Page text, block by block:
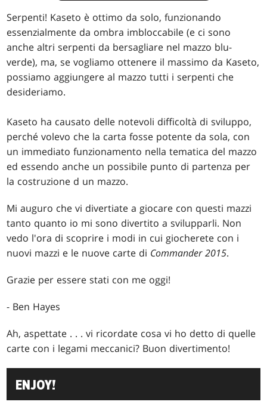
Serpenti! Kaseto è ottimo da solo, funzionando
essenzialmente da ombra imbloccabile (e ci sono
anche altri serpenti da bersagliare nel mazzo blu-
verde), ma, se vogliamo ottenere il massimo da Kaseto,
possiamo aggiungere al mazzo tutti i serpenti che
desideriamo.
Kaseto ha causato delle notevoli difficoltà di sviluppo,
perché volevo che la carta fosse potente da sola, con
un immediato funzionamento nella tematica del mazzo
ed essendo anche un possibile punto di partenza per
la costruzione d un mazzo.
Mi auguro che vi divertiate a giocare con questi mazzi
tanto quanto io mi sono divertito a svilupparli. Non
vedo l'ora di scoprire i modi in cui giocherete con i
nuovi mazzi e le nuove carte di Commander 2015.
Grazie per essere stati con me oggi!
- Ben Hayes
Ah, aspettate . . . vi ricordate cosa vi ho detto di quelle
carte con i legami meccanici? Buon divertimento!
ENJOY!